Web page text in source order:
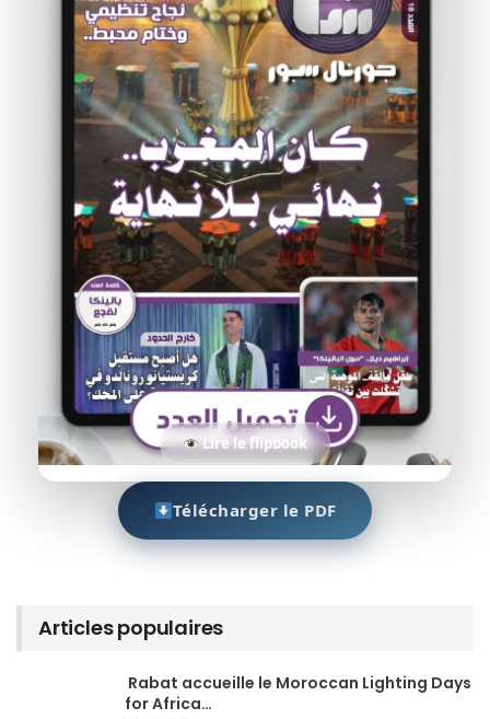
Lire le flipbook
Télécharger le PDF
Articles populaires
Rabat accueille le Moroccan Lighting Days
for Africa…